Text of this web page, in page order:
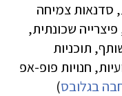
סדנאות צמיחה
שכונתית,
תוכניות
חנויות פופ-אפ
בגלובס)